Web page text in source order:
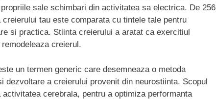
sale schimbari din activitatea sa electrica. De 256
tau este comparata cu tintele tale pentru
si practica. Stiinta creierului a aratat ca exercitiul
creierul.
un termen generic care desemneaza o metoda
dezvoltare a creierului provenit din neurostiinta. Scopul
cerebrala, pentru a optimiza performanta